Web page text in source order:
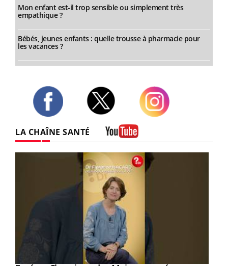
Mon enfant est-il trop sensible ou simplement très
empathique ?
Bébés, jeunes enfants : quelle trousse à pharmacie pour
les vacances ?
LA CHAÎNE SANTÉ